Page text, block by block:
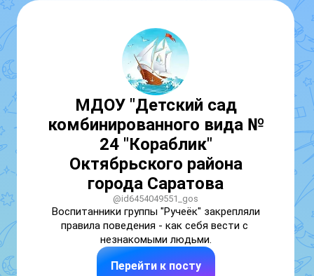
МДОУ "Детский сад
комбинированного вида №
24 "Кораблик"
Октябрьского района
города Саратова
@id6454049551_gos
Воспитанники группы "Ручеёк" закрепляли
правила поведения - как себя вести с
незнакомыми людьми.
Перейти к посту